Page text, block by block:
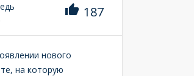
187
нового
на которую